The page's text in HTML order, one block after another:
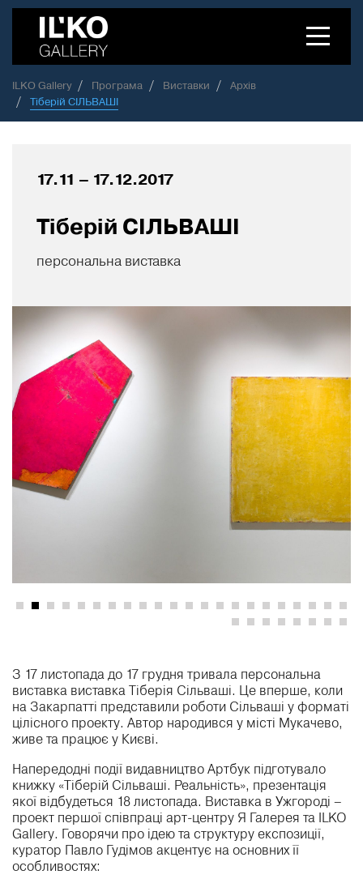
Toggle
navigation
ILKO Gallery Програма Виставки
Архів
Тіберій СІЛЬВАШІ
17.11 – 17.12.2017
Тіберій СІЛЬВАШІ
персональна виставка
З 17 листопада до 17 грудня тривала персональна
виставка виставка Тіберія Сільваші. Це вперше, коли
на Закарпатті представили роботи Сільваші у форматі
цілісного проекту. Автор народився у місті Мукачево,
живе та працює у Києві.
Напередодні події видавництво Артбук підготувало
книжку «Тіберій Сільваші. Реальність», презентація
якої відбудеться 18 листопада. Виставка в Ужгороді –
проект першої співпраці арт-центру Я Галерея та ILKO
Gallery. Говорячи про ідею та структуру експозиції,
куратор Павло Гудімов акцентує на основних її
особливостях: